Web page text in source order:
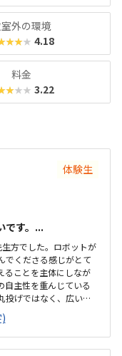
外の環境
4.18
料金
3.22
体験生
です。...
方でした。ロボットが
でくださる感じがとて
ることを主体にしなが
自主性を重んじている
投げではなく、広い机
すいかな？」と声を
。ロボット作りもヒ
作り上げていました。
るので、暑い夏など、重